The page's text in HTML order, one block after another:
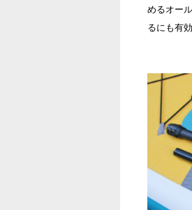
めるオー
るにも有効